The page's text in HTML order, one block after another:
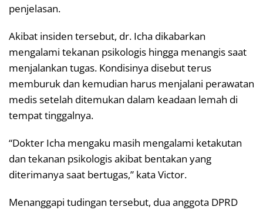
penjelasan.
Akibat insiden tersebut, dr. Icha dikabarkan
mengalami tekanan psikologis hingga menangis saat
menjalankan tugas. Kondisinya disebut terus
memburuk dan kemudian harus menjalani perawatan
medis setelah ditemukan dalam keadaan lemah di
tempat tinggalnya.
“Dokter Icha mengaku masih mengalami ketakutan
dan tekanan psikologis akibat bentakan yang
diterimanya saat bertugas,” kata Victor.
Menanggapi tudingan tersebut, dua anggota DPRD